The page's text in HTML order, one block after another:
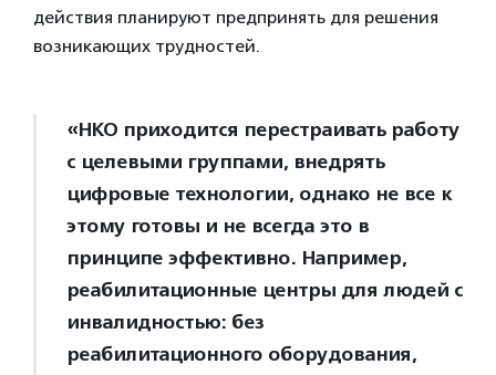
действия планируют предпринять для решения
возникающих трудностей.
«НКО приходится перестраивать работу
с целевыми группами, внедрять
цифровые технологии, однако не все к
этому готовы и не всегда это в
принципе эффективно. Например,
реабилитационные центры для людей с
инвалидностью: без
реабилитационного оборудования,